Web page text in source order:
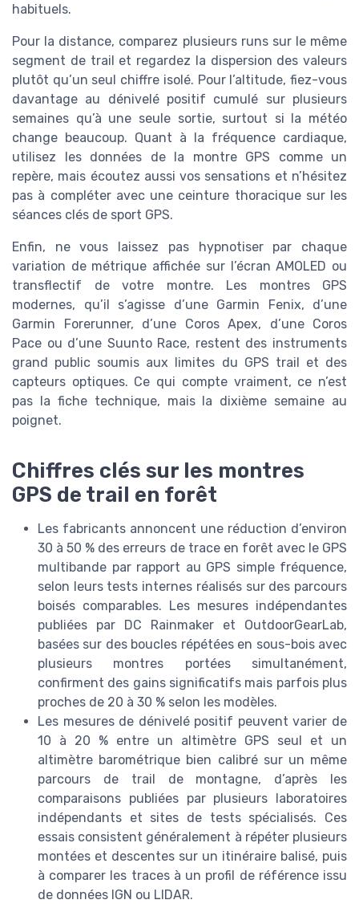
habituels.
Pour la distance, comparez plusieurs runs sur le même
segment de trail et regardez la dispersion des valeurs
plutôt qu’un seul chiffre isolé. Pour l’altitude, fiez-vous
davantage au dénivelé positif cumulé sur plusieurs
semaines qu’à une seule sortie, surtout si la météo
change beaucoup. Quant à la fréquence cardiaque,
utilisez les données de la montre GPS comme un
repère, mais écoutez aussi vos sensations et n’hésitez
pas à compléter avec une ceinture thoracique sur les
séances clés de sport GPS.
Enfin, ne vous laissez pas hypnotiser par chaque
variation de métrique affichée sur l’écran AMOLED ou
transflectif de votre montre. Les montres GPS
modernes, qu’il s’agisse d’une Garmin Fenix, d’une
Garmin Forerunner, d’une Coros Apex, d’une Coros
Pace ou d’une Suunto Race, restent des instruments
grand public soumis aux limites du GPS trail et des
capteurs optiques. Ce qui compte vraiment, ce n’est
pas la fiche technique, mais la dixième semaine au
poignet.
Chiffres clés sur les montres
GPS de trail en forêt
Les fabricants annoncent une réduction d’environ
30 à 50 % des erreurs de trace en forêt avec le GPS
multibande par rapport au GPS simple fréquence,
selon leurs tests internes réalisés sur des parcours
boisés comparables. Les mesures indépendantes
publiées par DC Rainmaker et OutdoorGearLab,
basées sur des boucles répétées en sous-bois avec
plusieurs montres portées simultanément,
confirment des gains significatifs mais parfois plus
proches de 20 à 30 % selon les modèles.
Les mesures de dénivelé positif peuvent varier de
10 à 20 % entre un altimètre GPS seul et un
altimètre barométrique bien calibré sur un même
parcours de trail de montagne, d’après les
comparaisons publiées par plusieurs laboratoires
indépendants et sites de tests spécialisés. Ces
essais consistent généralement à répéter plusieurs
montées et descentes sur un itinéraire balisé, puis
à comparer les traces à un profil de référence issu
de données IGN ou LIDAR.